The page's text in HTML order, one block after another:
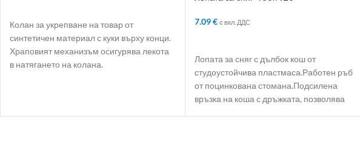
Колан за укрепване на товар от
синтетичен материал с куки върху конци.
Храповият механизъм осигурява лекота
в натягането на колана.
7.09€ с вкл. ДДС
Лопата за сняг с дълбок кош от
студоустойчива пластмаса.Работен ръб
от поцинкована стомана.Подсилена
връзка на коша с дръжката, позволява